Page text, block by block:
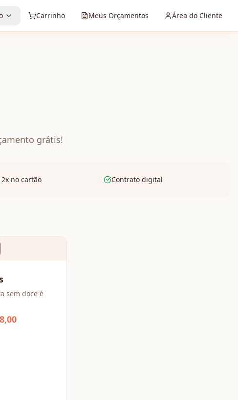
Carrinho Meus Orçamentos Área do Cliente
grátis!
no cartão Contrato digital
sem doce é